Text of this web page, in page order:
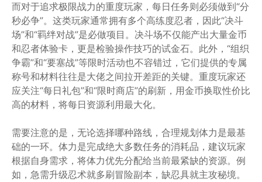
而对于追求极限战力的重度玩家，每日任务则必须做到“分
秒必争”。这类玩家通常拥有多个高练度忍者，因此“决斗
场”和“羁绊对战”是必做项目。决斗场不仅能产出大量金币
和忍者体验卡，更是检验操作技巧的试金石。此外，“组织
争霸”和“要塞战”等限时活动也不容错过，它们提供的专属
称号和材料往往是大佬之间拉开差距的关键。重度玩家还
应关注“每日礼包”和“限时商店”的刷新，用金币换取性价比
高的材料，将每日资源利用最大化。
需要注意的是，无论选择哪种路线，合理规划体力是最基
础的一环。体力是完成绝大多数任务的消耗品，建议玩家
根据自身需求，将体力优先分配给当前最紧缺的资源。例
如，急需升级忍术就多刷冒险副本，缺忍具就主攻秘境。